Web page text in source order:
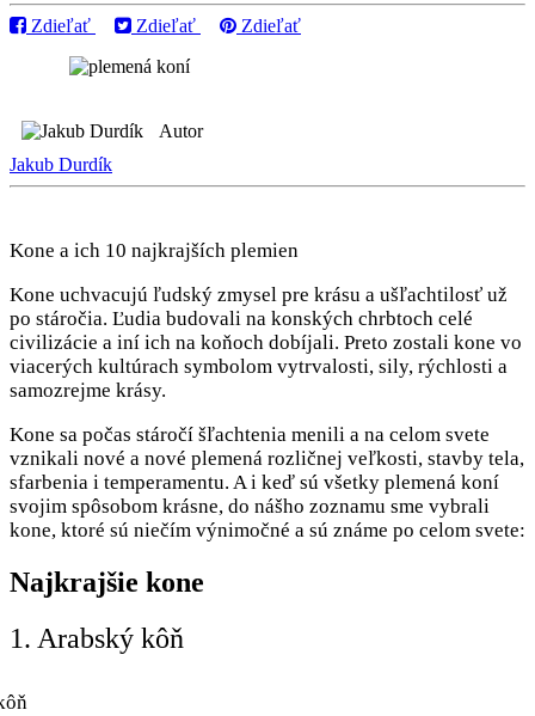
Zdieľať Zdieľať Zdieľať
Autor
Jakub Durdík
Kone a ich 10 najkrajších plemien
Kone uchvacujú ľudský zmysel pre krásu a ušľachtilosť už
po stáročia. Ľudia budovali na konských chrbtoch celé
civilizácie a iní ich na koňoch dobíjali. Preto zostali kone vo
viacerých kultúrach symbolom vytrvalosti, sily, rýchlosti a
samozrejme krásy.
Kone sa počas stáročí šľachtenia menili a na celom svete
vznikali nové a nové plemená rozličnej veľkosti, stavby tela,
sfarbenia i temperamentu. A i keď sú všetky plemená koní
svojim spôsobom krásne, do nášho zoznamu sme vybrali
kone, ktoré sú niečím výnimočné a sú známe po celom svete:
Najkrajšie kone
1. Arabský kôň